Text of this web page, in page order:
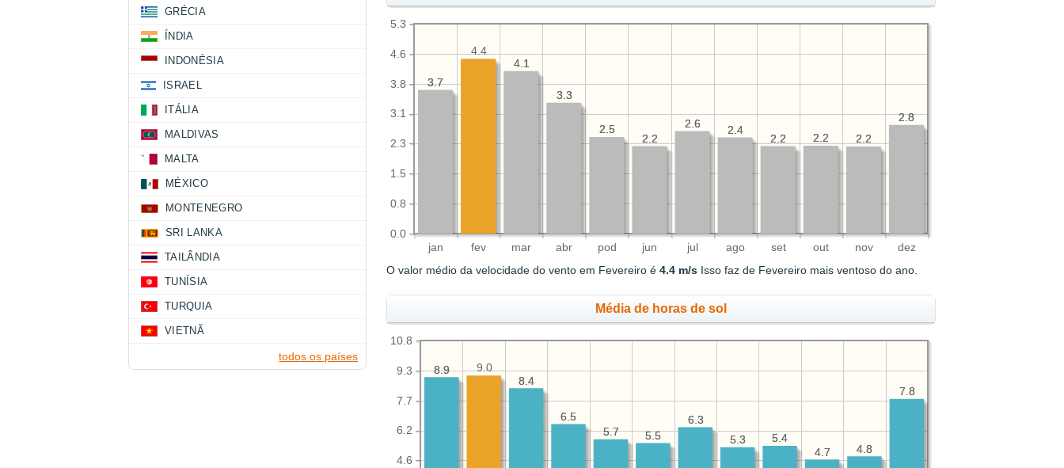
jan fev mar abr pod jun jul ago set out nov dez
0.0
0.8
1.5
2.3
3.1
3.8
4.6
5.3
2.8
2.2
2.2
2.2
2.4
2.6
2.2
2.5
3.3
4.1
3.7
2.8
2.2
2.2
2.2
2.4
2.6
2.2
2.5
3.3
4.1
4.4
3.7
O valor médio da velocidade do vento em Fevereiro é4.4 m/s Isso faz de Fevereiro mais ventoso do ano.
Média de horas de sol
4.6
6.2
7.7
9.3
10.8
7.8
4.8
4.7
5.4
5.3
6.3
5.5
5.7
6.5
8.4
8.9
7.8
4.8
4.7
5.4
5.3
6.3
5.5
5.7
6.5
8.4
9.0
8.9
GRÉCIA
ÍNDIA
INDONÉSIA
ISRAEL
ITÁLIA
MALDIVAS
MALTA
MÉXICO
MONTENEGRO
SRI LANKA
TAILÂNDIA
TUNÍSIA
TURQUIA
VIETNÃ
todos os países